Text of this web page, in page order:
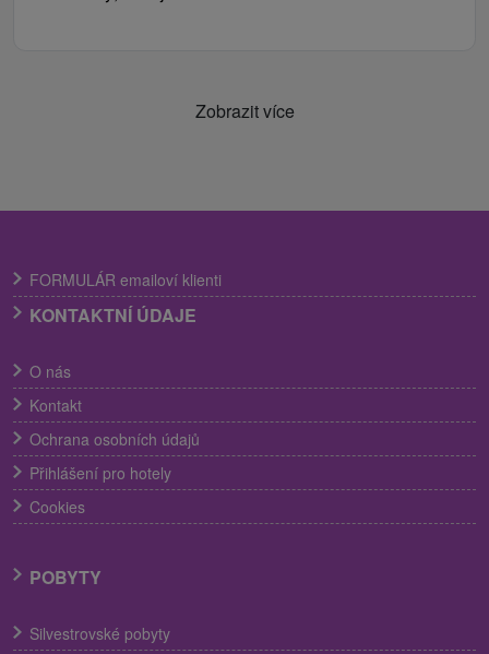
Zobrazit více
FORMULÁR emailoví klienti
KONTAKTNÍ ÚDAJE
O nás
Kontakt
Ochrana osobních údajů
Přihlášení pro hotely
Cookies
POBYTY
Silvestrovské pobyty